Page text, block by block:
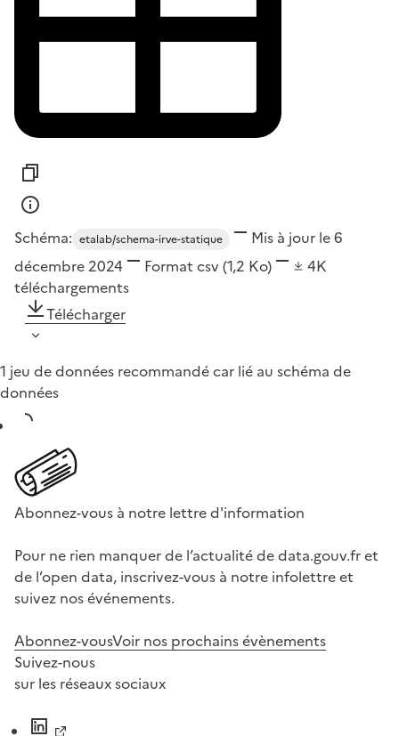
Schéma: etalab/schema-irve-statique
Mis à jour le 6
décembre 2024
Format csv(1,2 Ko)
4K
téléchargements
Télécharger
1 jeu de données recommandé car lié au schéma de
données
Abonnez-vous à notre lettre d'information
Pour ne rien manquer de l’actualité de data.gouv.fr et
de l’open data, inscrivez-vous à notre infolettre et
suivez nos événements.
Abonnez-vousVoir nos prochains évènements
Suivez-nous
sur les réseaux sociaux